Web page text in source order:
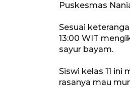
Puskesmas
Sesuai
13:00 WIT
sayur bayam.
Siswi kelas 11
rasanya mau